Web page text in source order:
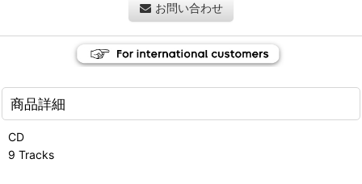
お問い合わせ
商品詳細
CD
9 Tracks